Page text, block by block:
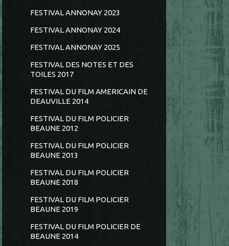
FESTIVAL ANNONAY 2023
FESTIVAL ANNONAY 2024
FESTIVAL ANNONAY 2025
FESTIVAL DES NOTES ET DES
TOILES 2017
FESTIVAL DU FILM AMERICAIN DE
DEAUVILLE 2014
FESTIVAL DU FILM POLICIER
BEAUNE 2012
FESTIVAL DU FILM POLICIER
BEAUNE 2013
FESTIVAL DU FILM POLICIER
BEAUNE 2018
FESTIVAL DU FILM POLICIER
BEAUNE 2019
FESTIVAL DU FILM POLICIER DE
BEAUNE 2014